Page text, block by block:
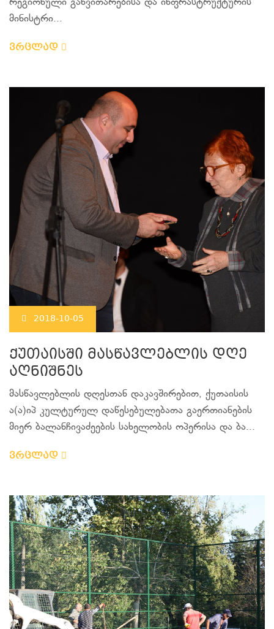
რეგიონული განვითარებისა და ინფრასტრუქტურის
მინისტრი...
ვრცლად
2018-10-05
ქუთაისში მასწავლებლის დღე
აღნიშნეს
მასწავლებლის დღესთან დაკავშირებით, ქუთაისის
ა(ა)იპ კულტურულ დაწესებულებათა გაერთიანების
მიერ ბალანჩივაძეების სახელობის ოპერისა და ბა...
ვრცლად